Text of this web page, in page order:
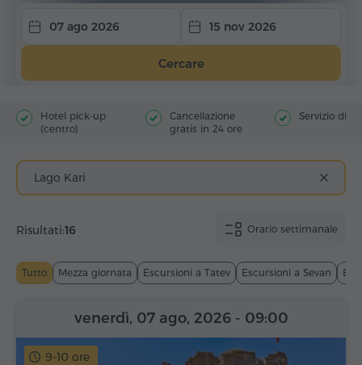
07 ago 2026 15 nov 2026
Cercare
Hotel pick-up
(centro)
Cancellazione
gratis in 24 ore
Servizio di
Lago Kari
Orario settimanale
Risultati:16
Tutto Mezza giornata Escursioni a Tatev Escursioni a Sevan
9-10 ore
venerdì, 07 ago, 2026 - 09:00